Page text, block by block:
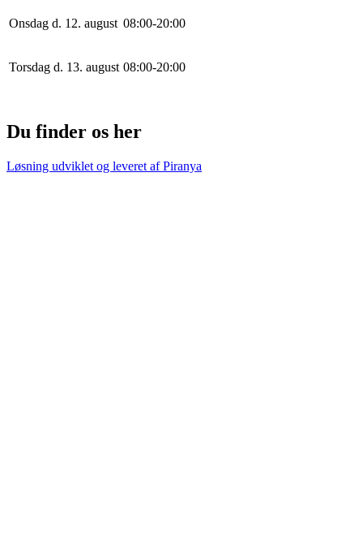
Onsdag d. 12. august 08:00-20:00
Torsdag d. 13. august 08:00-20:00
Du finder os her
Løsning udviklet og leveret afPiranya